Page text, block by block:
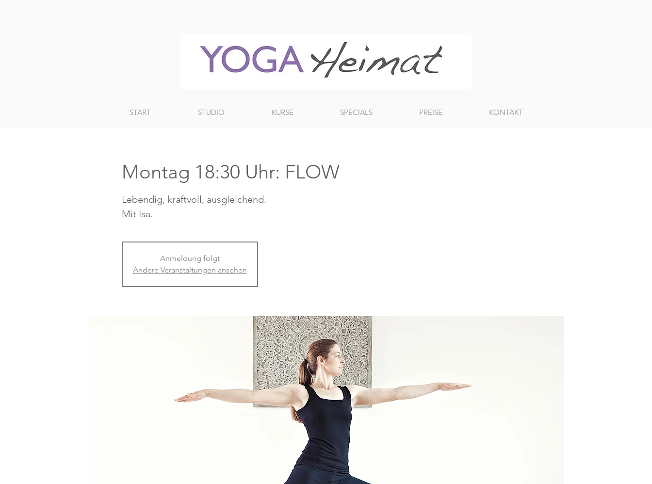
START STUDIO KURSE SPECIALS PREISE KONTAKT
Montag 18:30 Uhr: FLOW
Lebendig, kraftvoll, ausgleichend.
Mit Isa.
Anmeldung folgt
Andere Veranstaltungen ansehen